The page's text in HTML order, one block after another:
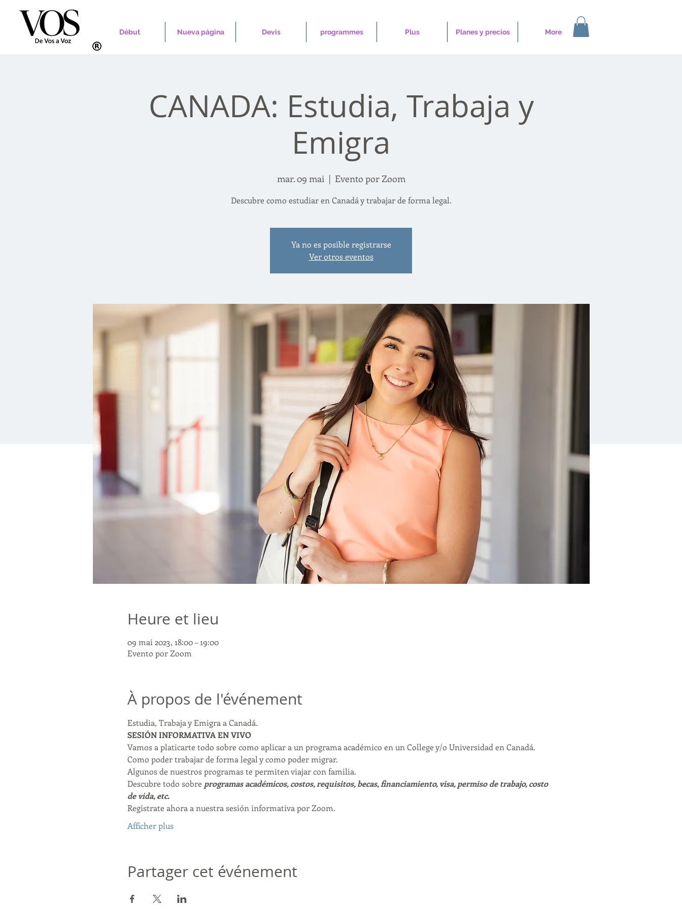
Début Nueva página Devis programmes Plus Planes y precios More
CANADA: Estudia, Trabaja y
Emigra
mar. 09 mai
  |
Evento por Zoom
Descubre como estudiar en Canadá y trabajar de forma legal.
Ya no es posible registrarse
Ver otros eventos
Heure et lieu
09 mai 2023, 18:00 – 19:00
Evento por Zoom
À propos de l'événement
Estudia, Trabaja y Emigra a Canadá.
SESIÓN INFORMATIVA EN VIVO
Vamos a platicarte todo sobre como aplicar a un programa académico en un College y/o Universidad en Canadá.
Como poder trabajar de forma legal y como poder migrar.
Algunos de nuestros programas te permiten viajar con familia.
Descubre todo sobre programas académicos, costos, requisitos, becas, financiamiento, visa, permiso de trabajo, costo
de vida, etc.
Regístrate ahora a nuestra sesión informativa por Zoom.
Afficher plus
Partager cet événement